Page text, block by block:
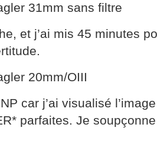
31mm sans filtre
et j’ai mis 45 minutes
20mm/OIII
car j’ai visualisé
parfaites. Je